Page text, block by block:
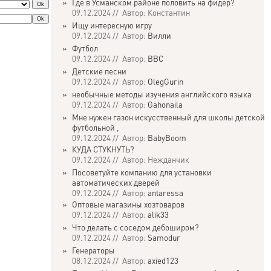
» Где в Усманском районе половить на фидер?
09.12.2024 // Автор: Константин
» Ищу интересную игру
09.12.2024 // Автор: Вилли
» Футбол
09.12.2024 // Автор: ВВС
» Детские песни
09.12.2024 // Автор: OlegGurin
» необычные методы изучения английского языка
09.12.2024 // Автор: Gahonaila
» Мне нужен газон искусственный для школы детской
футбольной ,
09.12.2024 // Автор: BabyBoom
» КУДА СТУКНУТЬ?
09.12.2024 // Автор: Нежданчик
» Посоветуйте компанию для установки
автоматических дверей
09.12.2024 // Автор: antaressa
» Оптовые магазины хозтоваров
09.12.2024 // Автор: alik33
» Что делать с соседом дебоширом?
09.12.2024 // Автор: Samodur
» Генераторы
08.12.2024 // Автор: axied123